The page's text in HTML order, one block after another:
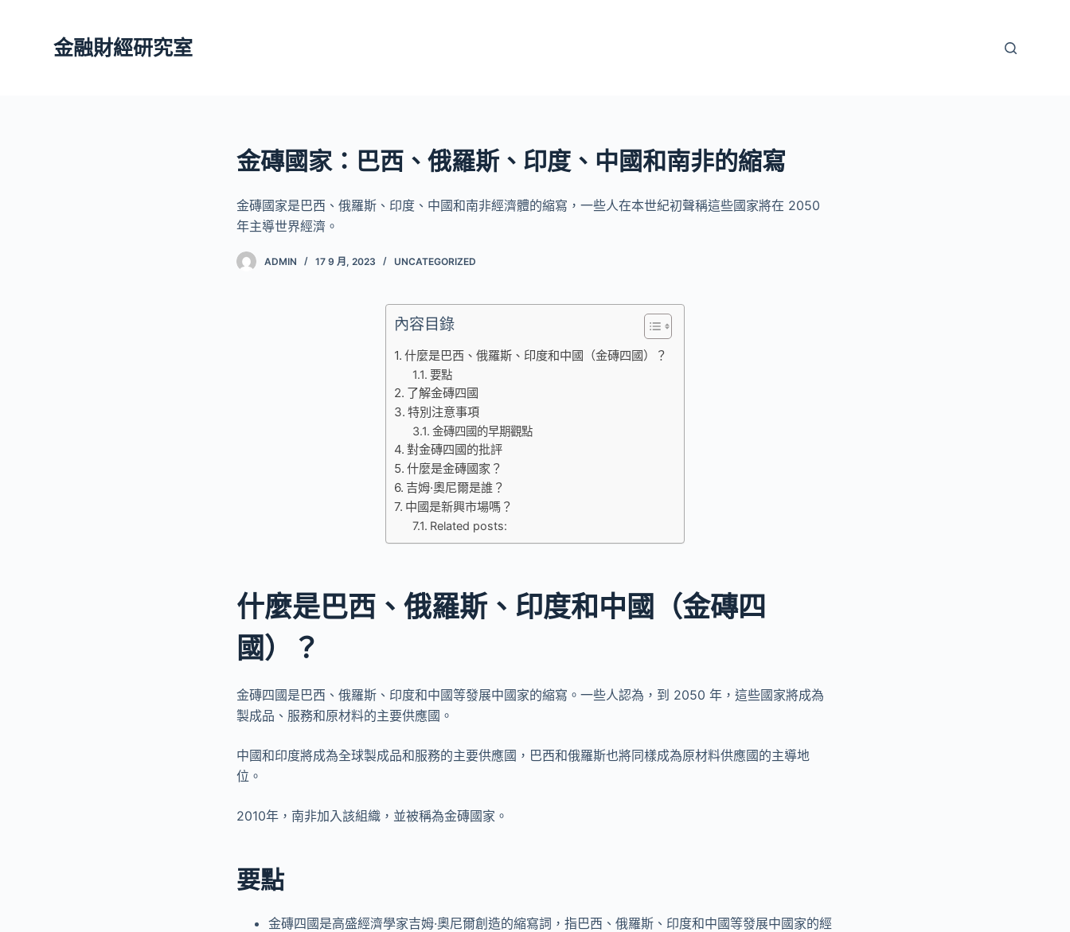
金融財經研究室
金磚國家：巴西、俄羅斯、印度、中國和南非的縮寫
金磚國家是巴西、俄羅斯、印度、中國和南非經濟體的縮寫，一些人在本世紀初聲稱這些國家將在 2050
年主導世界經濟。
ADMIN 17 9 月, 2023 UNCATEGORIZED
內容目錄
什麼是巴西、俄羅斯、印度和中國（金磚四國）？
要點
了解金磚四國
特別注意事項
金磚四國的早期觀點
對金磚四國的批評
什麼是金磚國家？
吉姆·奧尼爾是誰？
中國是新興市場嗎？
Related posts:
什麼是巴西、俄羅斯、印度和中國（金磚四
國）？
金磚四國是巴西、俄羅斯、印度和中國等發展中國家的縮寫。一些人認為，到 2050 年，這些國家將成為
製成品、服務和原材料的主要供應國。
中國和印度將成為全球製成品和服務的主要供應國，巴西和俄羅斯也將同樣成為原材料供應國的主導地
位。
2010年，南非加入該組織，並被稱為金磚國家。
要點
金磚四國是高盛經濟學家吉姆·奧尼爾創造的縮寫詞，指巴西、俄羅斯、印度和中國等發展中國家的經